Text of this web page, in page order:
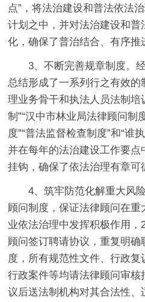
点”，将法治建设和普法依法
计划之中，并对法治建设和
化，确保了普治结合、有序推
3、不断完善规章制度。
总结形成了一系列行之有效的
理业务骨干和执法人员法制培
制”“汉中市林业局法律顾问制
度”“普法监督检查制度”和“谁
并在每年的法治建设工作要
挂钩，确保了依法治理有章可
4、筑牢防范化解重大风
顾问制度，保证法律顾问在
业依法治理中发挥积极作用
顾问签订聘请协议，重复明确
度，所有规范性文件、行政
行政案件等均请法律顾问审
议后送法制机构对其合法性